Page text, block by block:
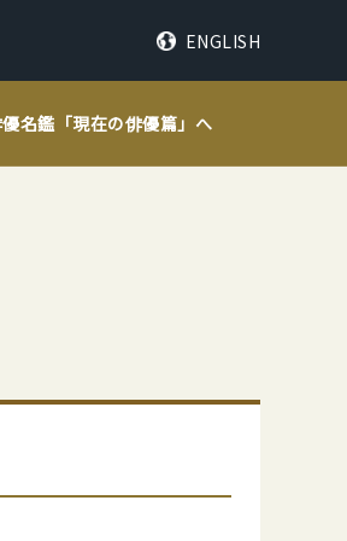
ENGLISH
名鑑「現在の俳優篇」へ